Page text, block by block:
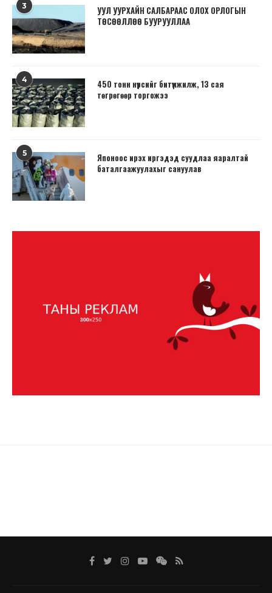
3
УУЛ УУРХАЙН САЛБАРААС ОЛОХ ОРЛОГЫН
ТӨСӨӨЛЛӨӨ БУУРУУЛЛАА
4
450 тонн нүүрсийг битүүмжилж, 13 сая
төгрөгөөр торгожээ
5
Японоос ирэх иргэдэд суудлаа яаралтай
баталгаажуулахыг сануулав